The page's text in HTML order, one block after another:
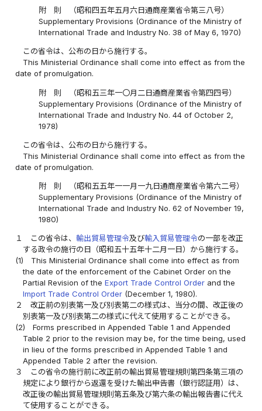
附 則 （昭和四五年五月六日通商産業省令第三八号）
Supplementary Provisions (Ordinance of the Ministry of
International Trade and Industry No. 38 of May 6, 1970)
この省令は、公布の日から施行する。
This Ministerial Ordinance shall come into effect as from the
date of promulgation.
附 則 （昭和五三年一〇月二日通商産業省令第四四号）
Supplementary Provisions (Ordinance of the Ministry of
International Trade and Industry No. 44 of October 2,
1978)
この省令は、公布の日から施行する。
This Ministerial Ordinance shall come into effect as from the
date of promulgation.
附 則 （昭和五五年一一月一九日通商産業省令第六二号）
Supplementary Provisions (Ordinance of the Ministry of
International Trade and Industry No. 62 of November 19,
1980)
１ この省令は、輸出貿易管理令及び輸入貿易管理令の一部を改正
する政令の施行の日（昭和五十五年十二月一日）から施行する。
(1)
This Ministerial Ordinance shall come into effect as from
the date of the enforcement of the Cabinet Order on the
Partial Revision of theExport Trade Control Order and the
Import Trade Control Order (December 1, 1980).
２
改正前の別表第一及び別表第二の様式は、当分の間、改正後の
別表第一及び別表第二の様式に代えて使用することができる。
(2)
Forms prescribed in Appended Table 1 and Appended
Table 2 prior to the revision may be, for the time being, used
in lieu of the forms prescribed in Appended Table 1 and
Appended Table 2 after the revision.
３
この省令の施行前に改正前の輸出貿易管理規則第四条第三項の
規定により銀行から返還を受けた輸出申告書（銀行認証用）は、
改正後の輸出貿易管理規則第五条及び第六条の輸出報告書に代え
て使用することができる。